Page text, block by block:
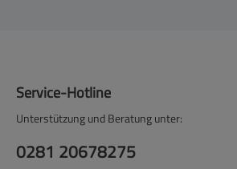
Service-Hotline
Unterstützung und Beratung unter:
0281 20678275